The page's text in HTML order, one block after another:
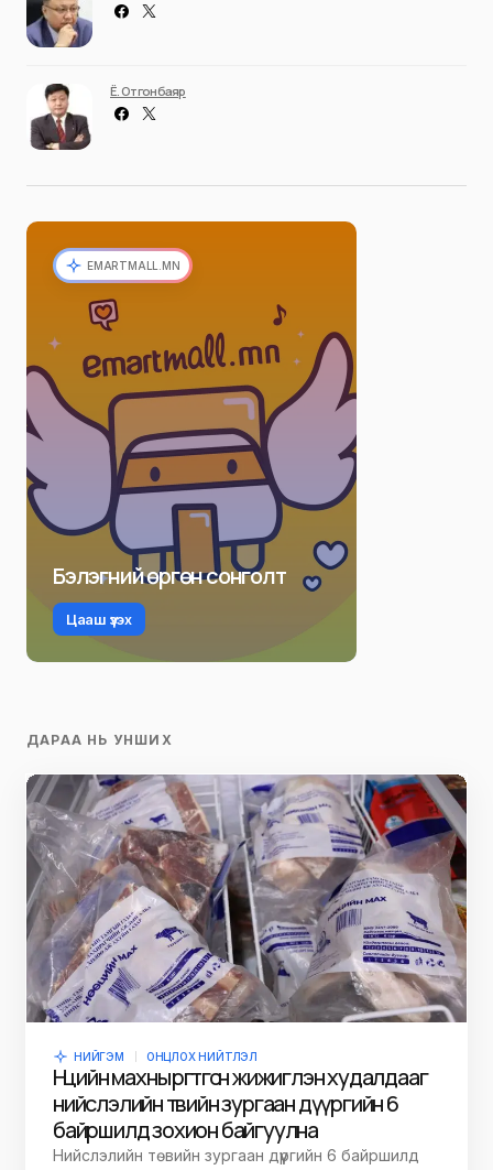
Ё. Отгонбаяр
EMARTMALL.MN
Бэлэгний өргөн сонголт
Цааш үзэх
ДАРАА НЬ УНШИХ
НИЙГЭМ ОНЦЛОХ НИЙТЛЭЛ
Нөөцийн махны өргөтгөсөн жижиглэн худалдааг
нийслэлийн төвийн зургаан дүүргийн 6
байршилд зохион байгуулна
Нийслэлийн төвийн зургаан дүүргийн 6 байршилд